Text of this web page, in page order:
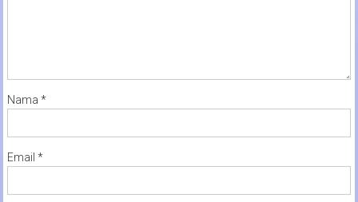
Nama *
Email *